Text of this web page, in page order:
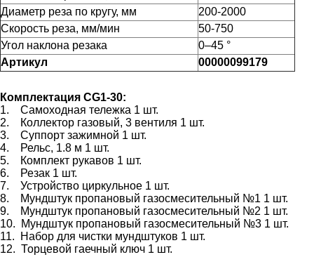
Диаметр реза по кругу, мм
200-2000
Скорость реза, мм/мин
50-750
Угол наклона резака
0–45 °
Артикул
00000099179
Комплектация CG1-30:
1. Самоходная тележка 1 шт.
2. Коллектор газовый, 3 вентиля 1 шт.
3. Суппорт зажимной 1 шт.
4. Рельс, 1.8 м 1 шт.
5. Комплект рукавов 1 шт.
6. Резак 1 шт.
7. Устройство циркульное 1 шт.
8. Мундштук пропановый газосмесительный №1 1 шт.
9. Мундштук пропановый газосмесительный №2 1 шт.
10. Мундштук пропановый газосмесительный №3 1 шт.
11. Набор для чистки мундштуков 1 шт.
12. Торцевой гаечный ключ 1 шт.